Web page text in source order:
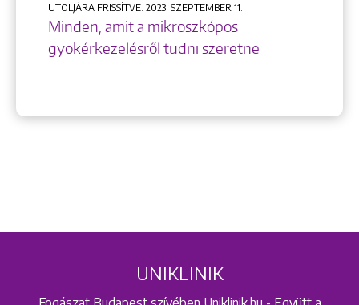
1148 Budapest, Örs vezér tere 2.
UTOLJÁRA FRISSÍTVE: 2023. SZEPTEMBER 11.
Minden, amit a mikroszkópos
gyökérkezelésről tudni szeretne
UNIKLINIK